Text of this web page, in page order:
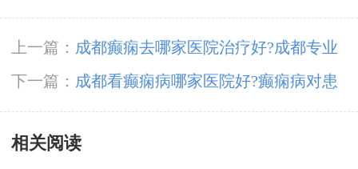
上一篇： 成都癫痫去哪家医院治疗好?成都专业
儿童癫痫医院怎么去?
下一篇： 成都看癫痫病哪家医院好?癫痫病对患
者的危害有多大?
相关阅读